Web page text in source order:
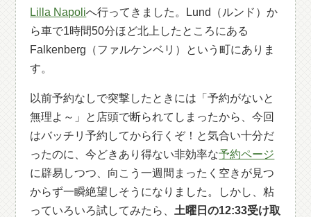
Lilla Napoliへ行ってきました。Lund（ルンド）か
ら車で1時間50分ほど北上したところにある
Falkenberg（ファルケンベリ）という町にありま
す。
以前予約なしで突撃したときには「予約がないと
無理よ～」と店頭で断られてしまったから、今回
はバッチリ予約してから行くぞ！と気合い十分だ
ったのに、今どきあり得ない非効率な予約ページ
に辟易しつつ、向こう一週間まったく空きが見つ
からず一瞬絶望しそうになりました。しかし、粘
っていろいろ試してみたら、 土曜日の12:33受け取